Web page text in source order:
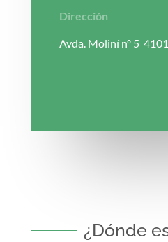
Dirección
Avda. Moliní nº 5
¿Dónde